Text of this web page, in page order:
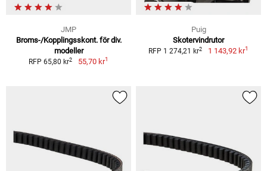
JMP
Broms-/Kopplingsskont. för div.
modeller
RFP 65,80 kr2 55,70 kr1
Puig
Skotervindrutor
RFP 1 274,21 kr2 1 143,92 kr1